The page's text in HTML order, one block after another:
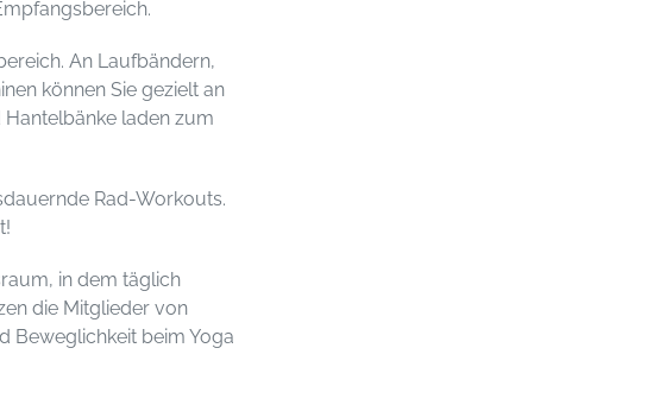
An Laufbändern,
können Sie gezielt an
Hantelbänke laden zum
Rad-Workouts.
in dem täglich
die Mitglieder von
Beweglichkeit beim Yoga